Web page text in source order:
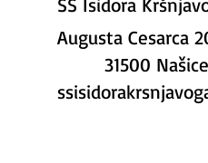
Augusta Cesarca
31500 Našice